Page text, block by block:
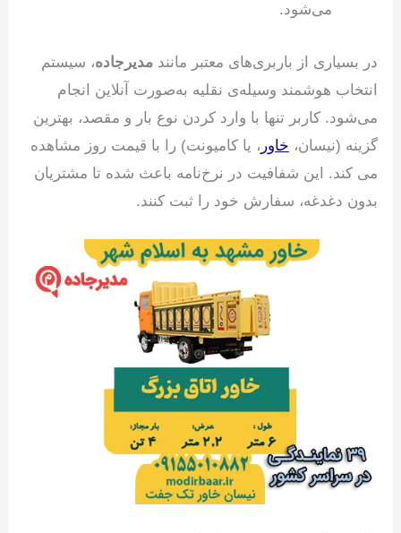
می‌شود.
در بسیاری از باربری‌های معتبر مانندمدیرجاده، سیستم
انتخاب هوشمند وسیله‌ی نقلیه به‌صورت آنلاین انجام
می‌شود. کاربر تنها با وارد کردن نوع بار و مقصد، بهترین
گزینه (نیسان، خاور ، یا کامیونت) را با قیمت روز مشاهده
می کند. این شفافیت در نرخ‌نامه باعث شده تا مشتریان
بدون دغدغه، سفارش خود را ثبت کنند.